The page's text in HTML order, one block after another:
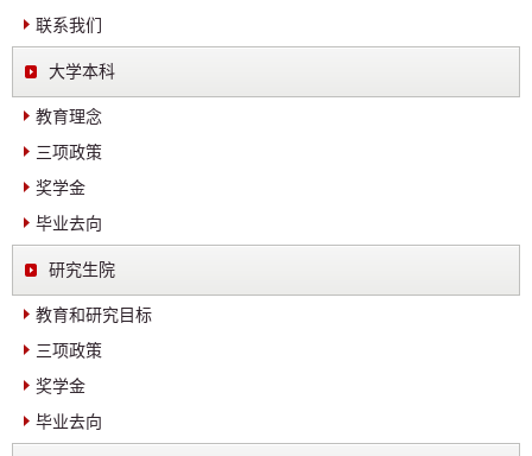
联系我们
大学本科
教育理念
三项政策
奖学金
毕业去向
研究生院
教育和研究目标
三项政策
奖学金
毕业去向